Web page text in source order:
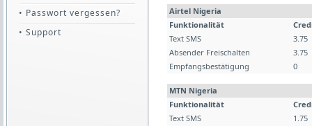
• Passwort vergessen?
• Support
Airtel Nigeria
Funktionalität
Text SMS
3.75
Absender Freischalten
3.75
Empfangsbestätigung
0
MTN Nigeria
Funktionalität
Text SMS
1.75